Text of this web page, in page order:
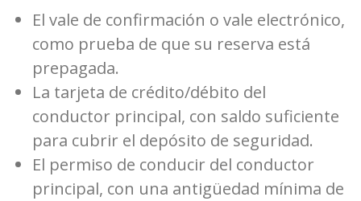
El vale de confirmación o vale electrónico,
como prueba de que su reserva está
prepagada.
La tarjeta de crédito/débito del
conductor principal, con saldo suficiente
para cubrir el depósito de seguridad.
El permiso de conducir del conductor
principal, con una antigüedad mínima de